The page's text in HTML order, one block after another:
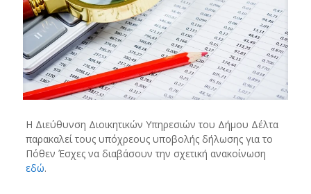
Η Διεύθυνση Διοικητικών Υπηρεσιών του Δήμου Δέλτα
παρακαλεί τους υπόχρεους υποβολής δήλωσης για το
Πόθεν Έσχες να διαβάσουν την σχετική ανακοίνωση
εδώ.